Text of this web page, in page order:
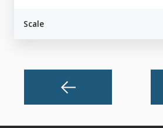
Scale